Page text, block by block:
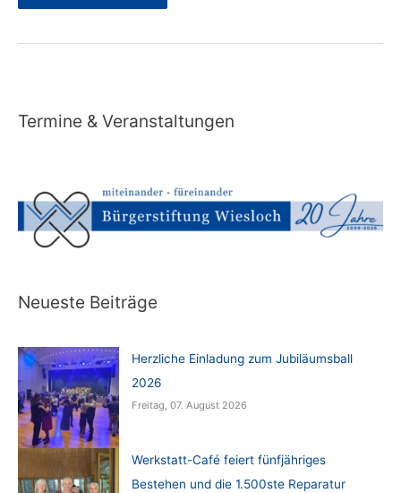
Termine & Veranstaltungen
Neueste Beiträge
Herzliche Einladung zum Jubiläumsball
2026
Freitag, 07. August 2026
Werkstatt-Café feiert fünfjähriges
Bestehen und die 1.500ste Reparatur